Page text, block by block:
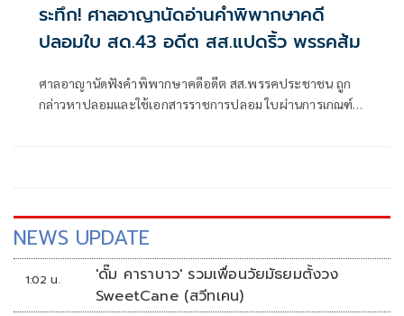
ระทึก! ศาลอาญานัดอ่านคำพิพากษาคดี
ปลอมใบ สด.43 อดีต สส.แปดริ้ว พรรคส้ม
ศาลอาญานัดฟังคำพิพากษาคดีอดีต สส.พรรคประชาชน ถูก
กล่าวหาปลอมและใช้เอกสารราชการปลอม ใบผ่านการเกณฑ์
NEWS UPDATE
1:02 น.
'ดั๊ม คาราบาว' รวมเพื่อนวัยมัธยมตั้งวง
SweetCane (สวีทเคน)